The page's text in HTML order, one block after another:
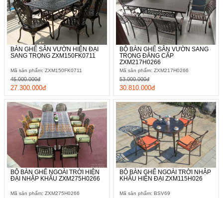
BÀN GHẾ SÂN VƯỜN HIỆN ĐẠI
SANG TRỌNG ZXM150FK0711
Mã sản phẩm: ZXM150FK0711
27.300.000đ
45.000.000đ
BỘ BÀN GHẾ SÂN VƯỜN SANG
TRỌNG ĐẲNG CẤP
ZXM217H0266
Mã sản phẩm: ZXM217H0266
30.810.000đ
53.000.000đ
BỘ BÀN GHẾ NGOÀI TRỜI HIỆN
ĐẠI NHẬP KHẨU ZXM275H0266
Mã sản phẩm: ZXM275H0266
BỘ BÀN GHẾ NGOÀI TRỜI NHẬP
KHẨU HIỆN ĐẠI ZXM115H026
Mã sản phẩm: BSV69